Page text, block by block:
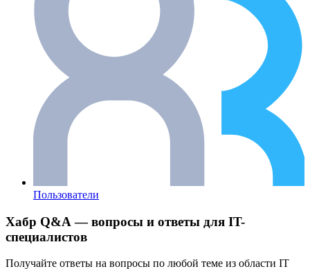
Пользователи
Хабр Q&A — вопросы и ответы для IT-
специалистов
Получайте ответы на вопросы по любой теме из области IT